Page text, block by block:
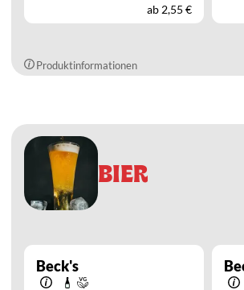
ab 2,55 €
Produktinformationen
BIER
Beck's